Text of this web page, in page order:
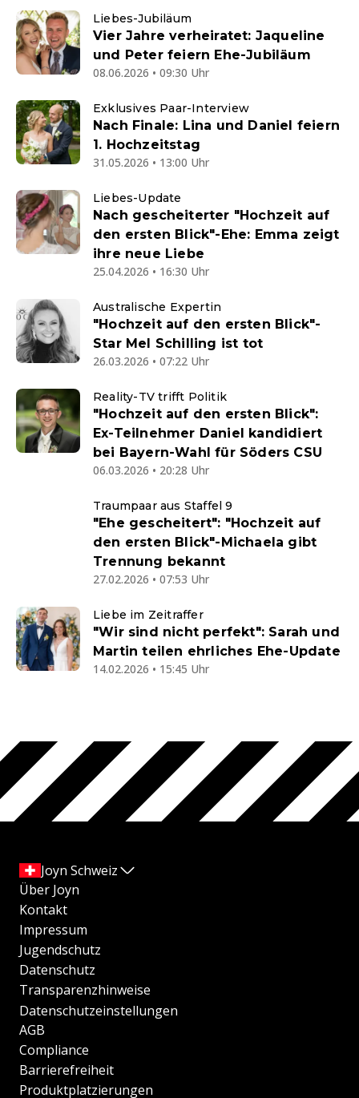
Liebes-Jubiläum
Vier Jahre verheiratet: Jaqueline
und Peter feiern Ehe-Jubiläum
08.06.2026 • 09:30 Uhr
Exklusives Paar-Interview
Nach Finale: Lina und Daniel feiern
1. Hochzeitstag
31.05.2026 • 13:00 Uhr
Liebes-Update
Nach gescheiterter "Hochzeit auf
den ersten Blick"-Ehe: Emma zeigt
ihre neue Liebe
25.04.2026 • 16:30 Uhr
Australische Expertin
"Hochzeit auf den ersten Blick"-
Star Mel Schilling ist tot
26.03.2026 • 07:22 Uhr
Reality-TV trifft Politik
"Hochzeit auf den ersten Blick":
Ex-Teilnehmer Daniel kandidiert
bei Bayern-Wahl für Söders CSU
06.03.2026 • 20:28 Uhr
Traumpaar aus Staffel 9
"Ehe gescheitert": "Hochzeit auf
den ersten Blick"-Michaela gibt
Trennung bekannt
27.02.2026 • 07:53 Uhr
Liebe im Zeitraffer
"Wir sind nicht perfekt": Sarah und
Martin teilen ehrliches Ehe-Update
14.02.2026 • 15:45 Uhr
Joyn Schweiz
Über Joyn
Kontakt
Impressum
Jugendschutz
Datenschutz
Transparenzhinweise
Datenschutzeinstellungen
AGB
Compliance
Barrierefreiheit
Produktplatzierungen